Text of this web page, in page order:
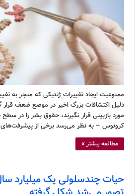
ممنوعیت ایجاد تغییرات ژنتیکی که منجر به
دلیل اکتشافات بزرگ اخیر در موضع ضعف قرار
مورد بازبینی قرار نگیرند، حقوق بشر را در
کرونوس – به نظر می‌رسد برخی از پیشرفت‌های
مطالعه بیشتر »
حیات چندسلولی یک میلیارد